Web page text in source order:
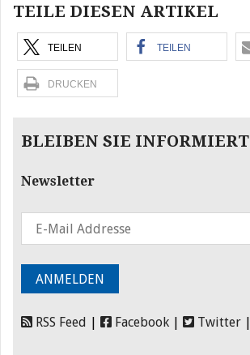
TEILE DIESEN ARTIKEL
TEILEN TEILEN
DRUCKEN
BLEIBEN SIE INFORMIERT
Newsletter
RSS Feed Facebook Twitter